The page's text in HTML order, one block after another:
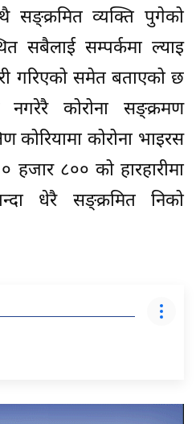
सङ्क्रमित व्यक्ति पुगेको
सबैलाई सम्पर्कमा ल्याइ
गरिएको समेत बताएको छ
कोरोना सङ्क्रमण
कोरियामा कोरोना भाइरस
८०० को हारहारीमा
धेरै सङ्क्रमित निको